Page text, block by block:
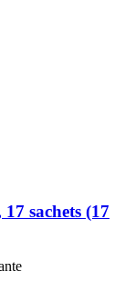
sachets (17